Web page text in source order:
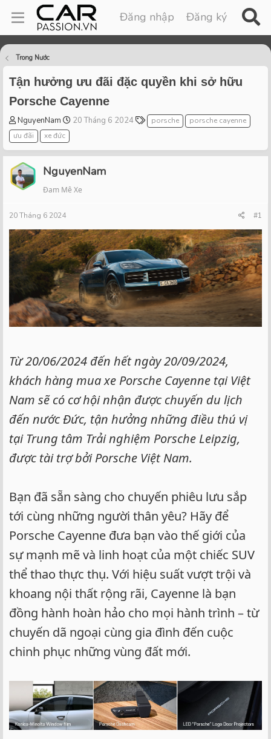
Đăng nhập Đăng ký
Trong Nước
Tận hưởng ưu đãi đặc quyền khi sở hữu
Porsche Cayenne
T
h
r
e
a
d
s
a
r
t
e
r
NguyenNam
S
r
t
a
20 Tháng 6 2024
T
a
s
porsche
porsche cayenne
ưu đãi
xe đức
NguyenNam
Đam Mê Xe
20 Tháng 6 2024 #1
Từ 20/06/2024 đến hết ngày 20/09/2024,
khách hàng mua xe Porsche Cayenne tại Việt
Nam sẽ có cơ hội nhận được chuyến du lịch
đến nước Đức, tận hưởng những điều thú vị
tại Trung tâm Trải nghiệm Porsche Leipzig,
được tài trợ bởi Porsche Việt Nam.
Bạn đã sẵn sàng cho chuyến phiêu lưu sắp
tới cùng những người thân yêu? Hãy để
Porsche Cayenne đưa bạn vào thế giới của
sự mạnh mẽ và linh hoạt của một chiếc SUV
thể thao thực thụ. Với hiệu suất vượt trội và
khoang nội thất rộng rãi, Cayenne là bạn
đồng hành hoàn hảo cho mọi hành trình – từ
chuyến dã ngoại cùng gia đình đến cuộc
chinh phục những vùng đất mới.